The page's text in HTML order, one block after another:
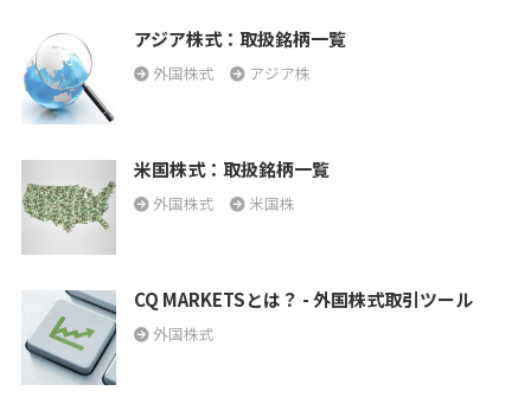
アジア株式：取扱銘柄一覧
外国株式 アジア株
米国株式：取扱銘柄一覧
外国株式 米国株
CQ MARKETSとは？ - 外国株式取引ツール
外国株式